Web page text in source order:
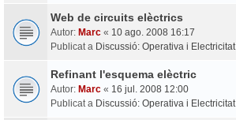
Web de circuits elèctrics
Autor: Marc « 10 ago. 2008 16:17
Publicat a Discussió: Operativa i Electricitat
Refinant l'esquema elèctric
Autor: Marc « 16 jul. 2008 12:00
Publicat a Discussió: Operativa i Electricitat